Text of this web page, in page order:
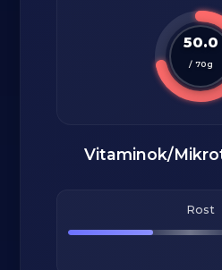
50.0
/ 70g
Vitaminok/
Rost